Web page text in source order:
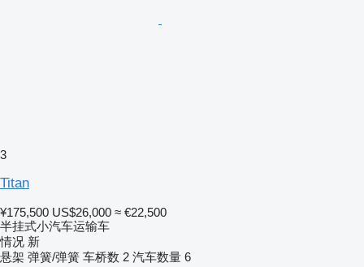
3
Titan
¥175,500 US$26,000 ≈ €22,500
半挂式小汽车运输车
情况 新
悬架 弹簧/弹簧 车桥数 2 汽车数量 6